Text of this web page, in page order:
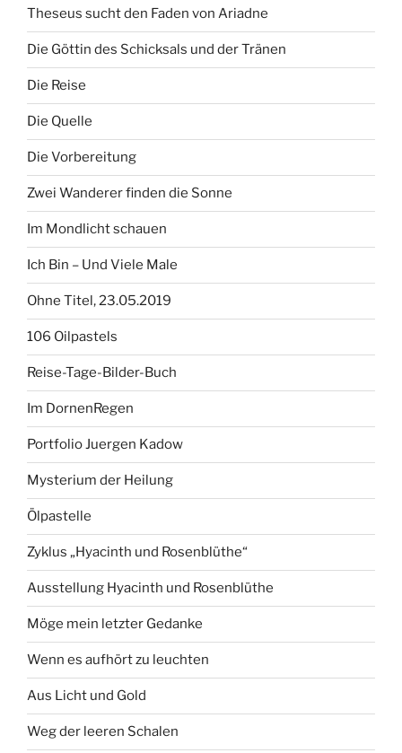
Theseus sucht den Faden von Ariadne
Die Göttin des Schicksals und der Tränen
Die Reise
Die Quelle
Die Vorbereitung
Zwei Wanderer finden die Sonne
Im Mondlicht schauen
Ich Bin – Und Viele Male
Ohne Titel, 23.05.2019
106 Oilpastels
Reise-Tage-Bilder-Buch
Im DornenRegen
Portfolio Juergen Kadow
Mysterium der Heilung
Ölpastelle
Zyklus „Hyacinth und Rosenblüthe“
Ausstellung Hyacinth und Rosenblüthe
Möge mein letzter Gedanke
Wenn es aufhört zu leuchten
Aus Licht und Gold
Weg der leeren Schalen